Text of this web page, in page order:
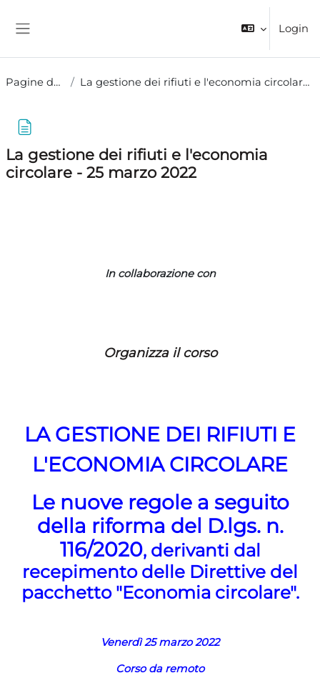
Login
Pagine del sito La gestione dei rifiuti e l'economia circolare - 25 marzo 2022
La gestione dei rifiuti e l'economia
circolare - 25 marzo 2022
In collaborazione con
Organizza il corso
LA GESTIONE DEI RIFIUTI E
L'ECONOMIA CIRCOLARE
Le nuove regole a seguito
della riforma del D.lgs. n.
116/2020, derivanti dal
recepimento delle Direttive del
pacchetto "Economia circolare".
Venerdì 25 marzo 2022
Corso da remoto